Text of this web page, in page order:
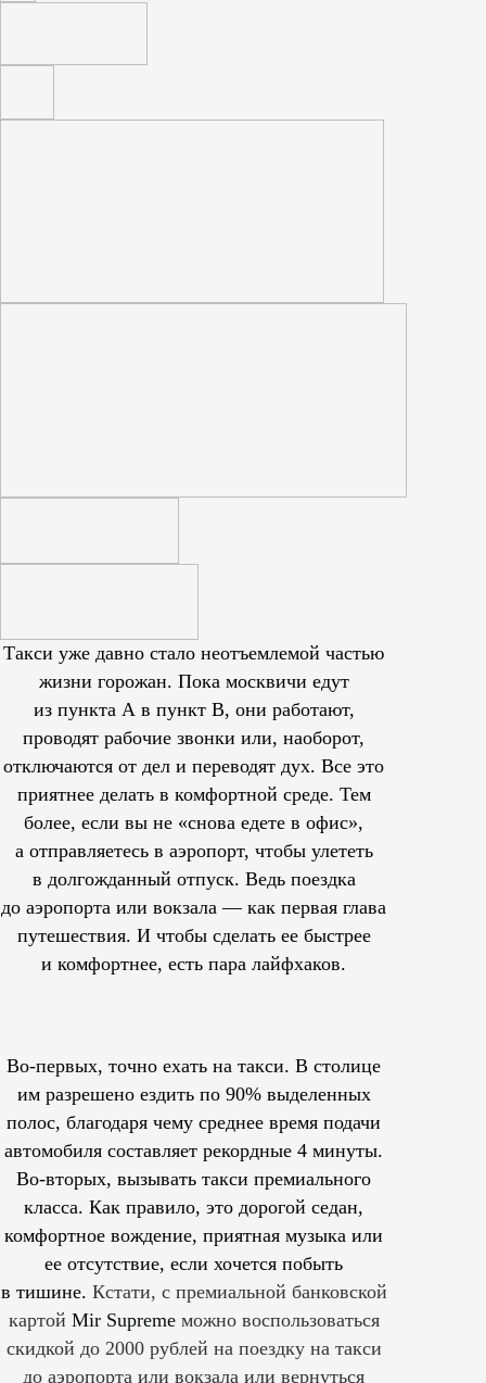
Такси уже давно стало неотъемлемой частью
жизни горожан. Пока москвичи едут
из пункта А в пункт В, они работают,
проводят рабочие звонки или, наоборот,
отключаются от дел и переводят дух. Все это
приятнее делать в комфортной среде. Тем
более, если вы не «снова едете в офис»,
а отправляетесь в аэропорт, чтобы улететь
в долгожданный отпуск. Ведь поездка
до аэропорта или вокзала — как первая глава
путешествия. И чтобы сделать ее быстрее
и комфортнее, есть пара лайфхаков.
Во-первых, точно ехать на такси. В столице
им разрешеноездить по 90% выделенных
полос, благодаря чему среднее время подачи
автомобиля составляет рекордные 4 минуты.
Во-вторых, вызывать такси премиального
класса. Как правило, это дорогой седан,
комфортное вождение, приятная музыка или
ее отсутствие, если хочется побыть
в тишине. Кстати, с премиальной банковской
картой Mir Supreme можно воспользоваться
скидкой до 2000 рублей на поездку на такси
до аэропорта или вокзала или вернуться